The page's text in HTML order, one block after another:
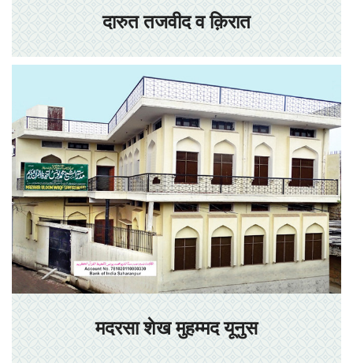
दारुत तजवीद व क़िरात
मदरसा शेख मुहम्मद यूनुस